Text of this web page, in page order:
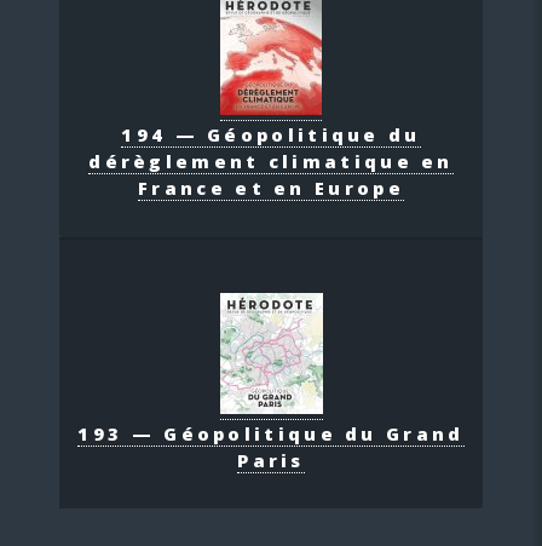
194 — Géopolitique du
dérèglement climatique en
France et en Europe
193 — Géopolitique du Grand
Paris